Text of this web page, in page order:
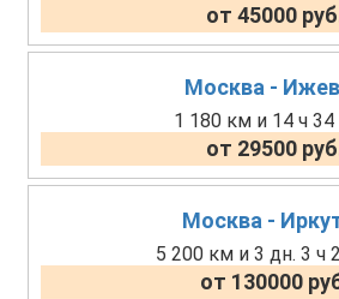
от 45000
Москва -
1 180 км и 14 ч
от 29500
Москва -
5 200 км и 3 дн. 3 ч
от 130000